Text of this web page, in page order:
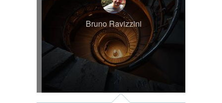
Bruno Ravizzini